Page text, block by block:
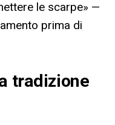
le scarpe» —
prima di
tradizione